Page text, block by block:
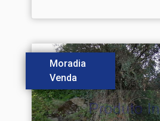
Moradia
Venda